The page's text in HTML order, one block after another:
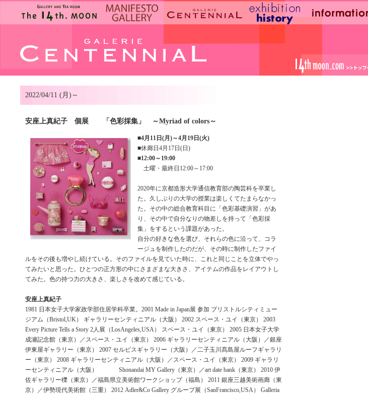
2022/04/11 (月)～
安座上真紀子 個展 「色彩採集」 ～Myriad of colors～
■4月11日(月)～4月19日(火)
■休廊日4月17日(日)
■12:00～19:00
土曜・最終日12:00～17:00
2020年に京都造形大学通信教育部の陶芸科を卒業し
た。久しぶりの大学の授業は楽しくてたまらなかっ
た。その中の総合教育科目に「色彩基礎演習」があ
り、その中で自分なりの物差しを持って「色彩採
集」をするという課題があった。
自分の好きな色を選び、それらの色に沿って、コラ
ージュを制作したのだが、その時に制作したファイ
ルをその後も増やし続けている。そのファイルを見ていた時に、これと同じことを立体でやっ
てみたいと思った。ひとつの正方形の中にさまざまな大きさ、アイテムの作品をレイアウトし
てみた。色の持つ力の大きさ、楽しさを改めて感じている。
安座上真紀子
1981 日本女子大学家政学部住居学科卒業。2001 Made in Japan展 参加 ブリストルシティミュー
ジアム（Bristol,UK） ギャラリーセンティニアル（大阪） 2002 スペース・ユイ（東京） 2003
Every Picture Tells a Story 2人展（LosAngeles,USA） スペース・ユイ（東京） 2005 日本女子大学
成瀬記念館（東京）／スペース・ユイ（東京） 2006 ギャラリーセンティニアル（大阪）／銀座
伊東屋ギャラリー（東京） 2007 セルビスギャラリー（大阪）／二子玉川髙島屋ルーフギャラリ
ー（東京） 2008 ギャラリーセンティニアル（大阪）／スペース・ユイ（東京） 2009 ギャラリ
ーセンティニアル（大阪） Shonandai MY Gallery（東京）／art date bank（東京） 2010 伊
佐ギャラリー櫟（東京）／福島県立美術館ワークショップ（福島） 2011 銀座三越美術画廊（東
京）／伊勢現代美術館（三重） 2012 Adler&Co Gallery グループ展（SanFrancisco,USA） Galleria